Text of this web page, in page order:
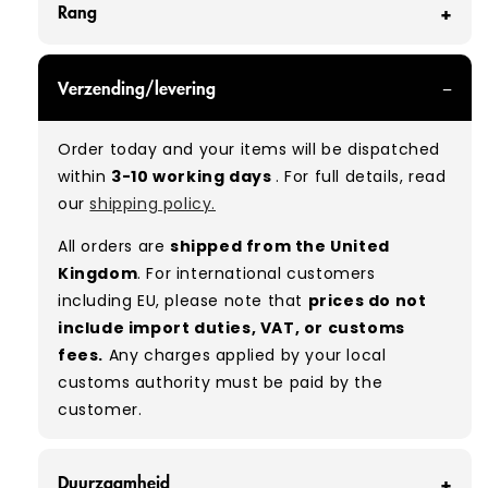
Rang
can expect items that are in great condition
with minimal signs of wear. While they are
used, they remain free of significant defects
and are in excellent shape overall.
Please note:As these are vintage/used
garments, a small percentage (5–10%) may
have minor flaws such as small tears, holes, or
stains. While we carefully inspect all items, a
degree of human error is possible. Condition
can vary slightly between pieces, and some
Verzending/levering
Order today and your items will be dispatched
within 3-10 working days. For full details, read
ourshipping policy.
All orders are shipped from the United
Kingdom. For international customers
including EU, please note that prices do not
include import duties, VAT, or customs
fees. Any charges applied by your local
customs authority must be paid by the
customer.
Duurzaamheid